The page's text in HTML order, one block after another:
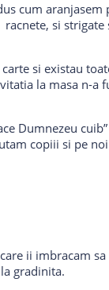
cum
si strigate
si existau
la masa n-a
Dumnezeu
copiii si pe
ii imbracam
gradinita.